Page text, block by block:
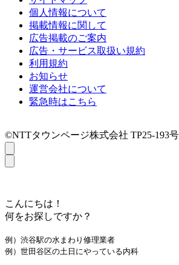
個人情報について
掲載情報に関して
広告掲載のご案内
広告・サービス取扱い規約
利用規約
お知らせ
運営会社について
緊急時はこちら
©NTTタウンページ株式会社 TP25-193号
こんにちは！
何をお探しですか？
例）渋谷駅の水まわり修理業者
例）世田谷区の土日にやっている内科